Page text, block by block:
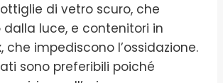
di vetro scuro, che
luce, e contenitori in
che impediscono l’ossidazione.
sono preferibili poiché